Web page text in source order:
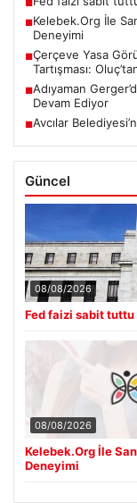
■
■Kelebek.Org İle
Deneyimi
■Çerçeve Yasa
Tartışması:
■Adıyaman
Devam Ediyor
■Avcılar
Güncel
08/08/2026
Fed faizi sabit tuttu
08/08/2026
Kelebek.Org İle
Deneyimi